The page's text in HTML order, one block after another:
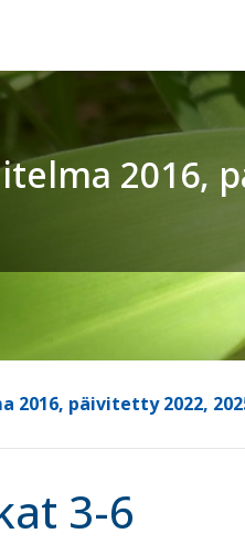
2016,
päivitetty 2022,
3-6